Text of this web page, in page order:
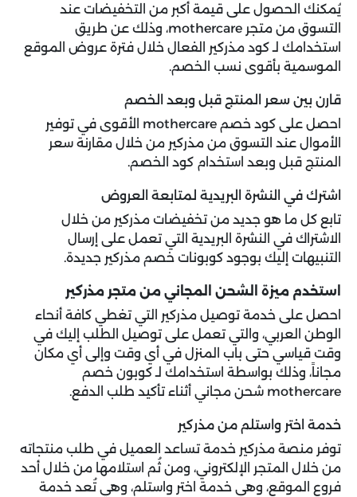
يُمكنك الحصول على قيمة أكبر من التخفيضات عند
التسوق من متجر mothercare، وذلك عن طريق
استخدامك لـ كود مذركير الفعال خلال فترة عروض الموقع
الموسمية بأقوى نسب الخصم.
قارن بين سعر المنتج قبل وبعد الخصم
احصل على كود خصم mothercare الأقوى في توفير
الأموال عند التسوق من مذركير من خلال مقارنة سعر
المنتج قبل وبعد استخدام كود الخصم.
اشترك في النشرة البريدية لمتابعة العروض
تابع كل ما هو جديد من تخفيضات مذركير من خلال
الاشتراك في النشرة البريدية التي تعمل على إرسال
التنبيهات إليك بوجود كوبونات خصم مذركير جديدة.
استخدم ميزة الشحن المجاني من متجر مذركير
احصل على خدمة توصيل مذركير التي تغطي كافة أنحاء
الوطن العربي، والتي تعمل على توصيل الطلب إليك في
وقت قياسي حتى باب المنزل في أي وقت وإلى أي مكان
مجاناً، وذلك بواسطة استخدامك لـ كوبون خصم
mothercare شحن مجاني أثناء تأكيد طلب الدفع.
خدمة اختر واستلم من مذركير
توفر منصة مذركير خدمة تساعد العميل في طلب منتجاته
من خلال المتجر الإلكتروني، ومن ثُم استلامها من خلال أحد
فروع الموقع، وهي خدمة اختر واستلم، وهي تُعد خدمة